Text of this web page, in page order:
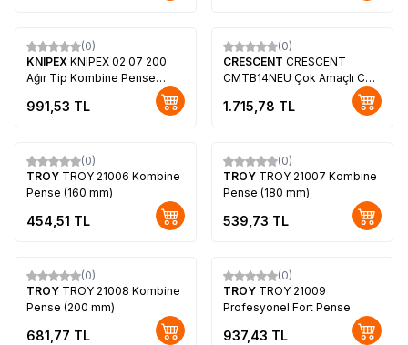
(0)
KNIPEX KNIPEX 02 07 200
Ağır Tip Kombine Pense
991,53 TL
(0)
CRESCENT CRESCENT
CMTB14NEU Çok Amaçlı Cep
Pensesi (14 Fonksiyonlu)
1.715,78 TL
(0)
TROY TROY 21006 Kombine
Pense (160 mm)
454,51 TL
(0)
TROY TROY 21007 Kombine
Pense (180 mm)
539,73 TL
(0)
TROY TROY 21008 Kombine
Pense (200 mm)
681,77 TL
(0)
TROY TROY 21009
Profesyonel Fort Pense
937,43 TL